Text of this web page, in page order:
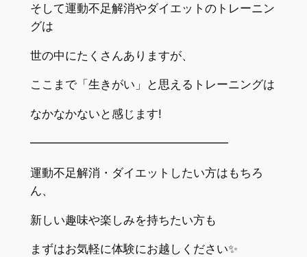
そして運動不足解消やダイエットのトレーニン
グは
世の中にたくさんありますが、
ここまで「生きがい」と思えるトレーニングは
なかなかないと感じます!
━━━━━━━━━━━━━━━━━
運動不足解消・ダイエットしたい方はもちろ
ん、
新しい趣味や楽しみを持ちたい方も
まずはお気軽に体験にお越しください✨